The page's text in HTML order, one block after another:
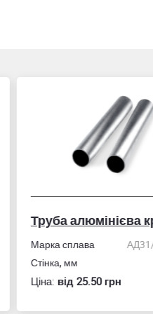
Труба алюмінієва
Марка сплава
АД31/
Стінка, мм
Ціна:вiд 25.50 грн